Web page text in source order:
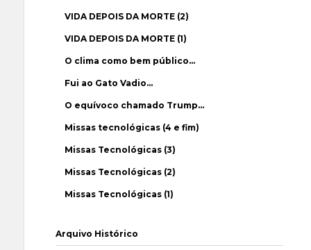
VIDA DEPOIS DA MORTE (2)
VIDA DEPOIS DA MORTE (1)
O clima como bem público…
Fui ao Gato Vadio…
O equívoco chamado Trump…
Missas tecnológicas (4 e fim)
Missas Tecnológicas (3)
Missas Tecnológicas (2)
Missas Tecnológicas (1)
Arquivo Histórico